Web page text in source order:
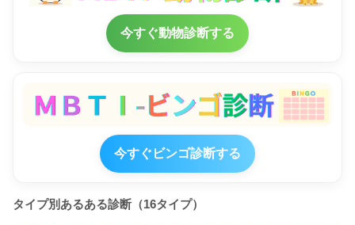
今すぐ動物診断する
今すぐビンゴ診断する
タイプ別あるある診断（16タイプ）